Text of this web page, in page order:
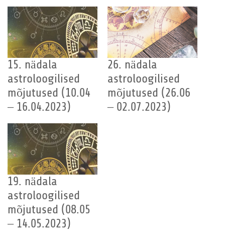
15. nädala
astroloogilised
mõjutused (10.04
– 16.04.2023)
26. nädala
astroloogilised
mõjutused (26.06
– 02.07.2023)
19. nädala
astroloogilised
mõjutused (08.05
– 14.05.2023)